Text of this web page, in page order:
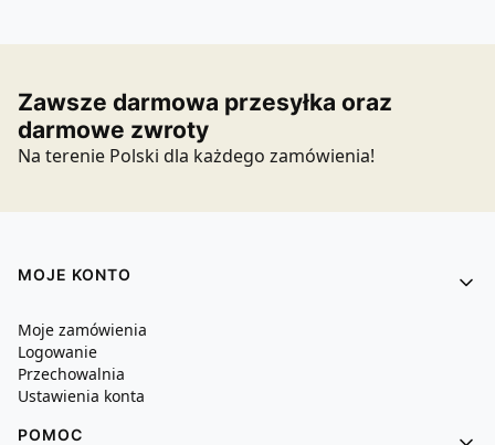
Zawsze darmowa przesyłka oraz
darmowe zwroty
Na terenie Polski dla każdego zamówienia!
Linki w stopce
MOJE KONTO
Moje zamówienia
Logowanie
Przechowalnia
Ustawienia konta
POMOC